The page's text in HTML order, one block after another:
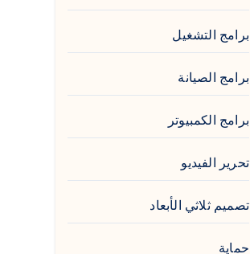
برامج التشغيل
برامج الصيانة
برامج الكمبيوتر
تحرير الفيديو
تصميم ثلاثي الأبعاد
حماية